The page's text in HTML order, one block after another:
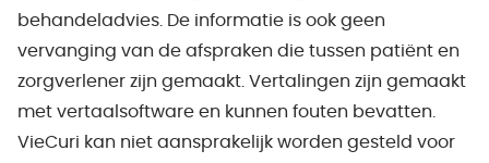
behandeladvies. De informatie is ook geen
vervanging van de afspraken die tussen patiënt en
zorgverlener zijn gemaakt. Vertalingen zijn gemaakt
met vertaalsoftware en kunnen fouten bevatten.
VieCuri kan niet aansprakelijk worden gesteld voor